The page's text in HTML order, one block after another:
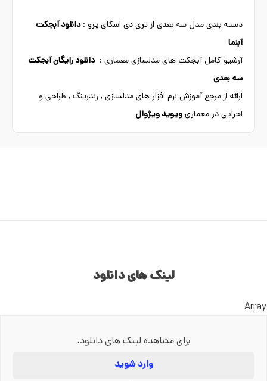
دسته بندی مدل سه بعدی از تری دی اسکای پرو : دانلود آبجکت
آبنما
آرشیو کامل آبجکت های مدلسازی معماری :دانلود رایگان آبجکت
سه بعدی
ارائه از مرجع آموزش نرم افزار های مدلسازی , رندرینگ , طراحی و
اجرایی در معماریویوید ویژوال
لینک های دانلود
Array
برای مشاهده لینک های دانلود،
وارد شوید